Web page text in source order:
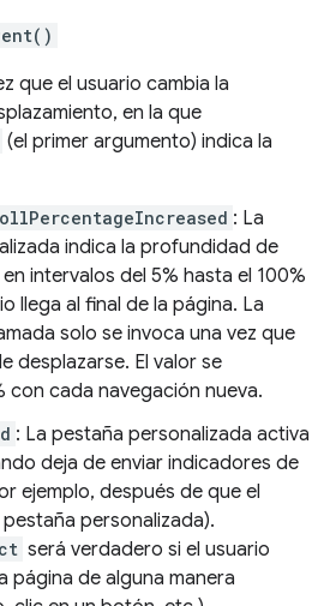
que el usuario cambia la
en la que
(el primer argumento) indica la
: La
indica la profundidad de
intervalos del 5% hasta el 100%
llega al final de la página. La
solo se invoca una vez que
desplazarse. El valor se
con cada navegación nueva.
: La pestaña personalizada activa
deja de enviar indicadores de
ejemplo, después de que el
personalizada).
será verdadero si el usuario
página de alguna manera